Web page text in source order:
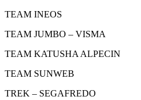
TEAM INEOS
TEAM JUMBO – VISMA
TEAM KATUSHA ALPECIN
TEAM SUNWEB
TREK – SEGAFREDO